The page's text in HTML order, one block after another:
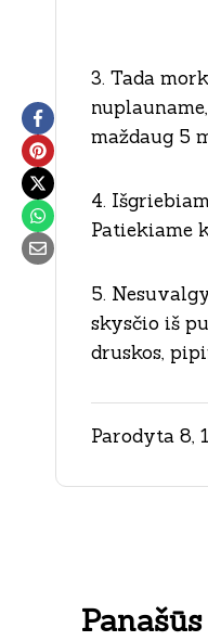
3. Tada
maždaug 5
4.
Patiekiame
5.
skysčio iš
druskos,
Parodyta 8,